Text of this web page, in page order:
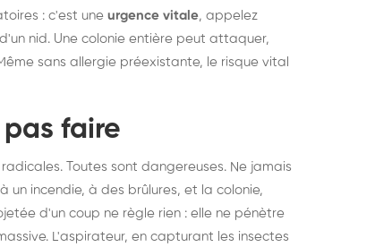
: c'est une urgence vitale, appelez
nid. Une colonie entière peut attaquer,
sans allergie préexistante, le risque vital
faire
Toutes sont dangereuses. Ne jamais
un incendie, à des brûlures, et la colonie,
d'un coup ne règle rien : elle ne pénètre
L'aspirateur, en capturant les insectes